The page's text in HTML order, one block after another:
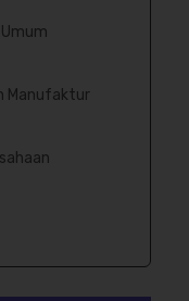
Manufaktur